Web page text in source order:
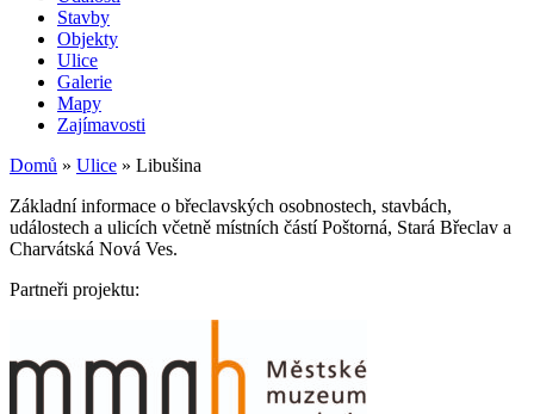
Stavby
Objekty
Ulice
Galerie
Mapy
Zajímavosti
Domů » Ulice » Libušina
Základní informace o břeclavských osobnostech, stavbách,
událostech a ulicích včetně místních částí Poštorná, Stará Břeclav a
Charvátská Nová Ves.
Partneři projektu: